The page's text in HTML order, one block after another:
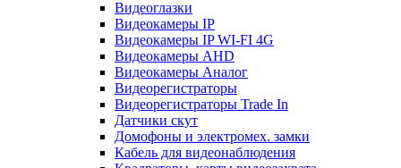
Видеоглазки
Видеокамеры IP
Видеокамеры IP WI-FI 4G
Видеокамеры AHD
Видеокамеры Аналог
Видеорегистраторы
Видеорегистраторы Trade In
Датчики скут
Домофоны и электромех. замки
Кабель для видеонаблюдения